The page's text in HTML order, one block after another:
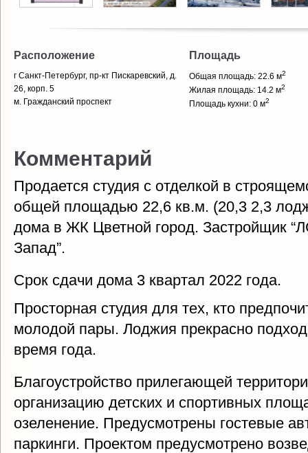
Расположение
г Санкт-Петербург, пр-кт Пискаревский, д.
26, корп. 5
м. Гражданский проспект
Площадь
Общая площадь: 22.6 м2
Жилая площадь: 14.2 м2
Площадь кухни: 0 м2
Комментарий
Продается студия с отделкой в
общей площадью 22,6 кв.м. (20,3 2,3
дома в ЖК Цветной город. Застройщик
Запад”.
Срок сдачи дома 3 квартал 2022 года.
Просторная студия для тех, кто
молодой пары. Лоджия прекрасно
время года.
Благоустройство прилегающей
организацию детских и спортивных
озеленение. Предусмотрены гостевые
паркинги. Проектом предусмотрено